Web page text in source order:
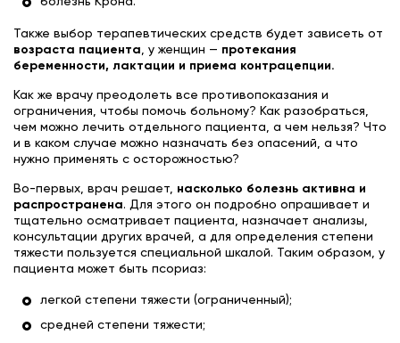
Также выбор терапевтических средств будет зависеть от
возраста пациента, у женщин — протекания
беременности, лактации и приема контрацепции.
Как же врачу преодолеть все противопоказания и
ограничения, чтобы помочь больному? Как разобраться,
чем можно лечить отдельного пациента, а чем нельзя? Что
и в каком случае можно назначать без опасений, а что
нужно применять с осторожностью?
Во-первых, врач решает, насколько болезнь активна и
распространена. Для этого он подробно опрашивает и
тщательно осматривает пациента, назначает анализы,
консультации других врачей, а для определения степени
тяжести пользуется специальной шкалой. Таким образом, у
пациента может быть псориаз:
легкой степени тяжести (ограниченный);
средней степени тяжести;